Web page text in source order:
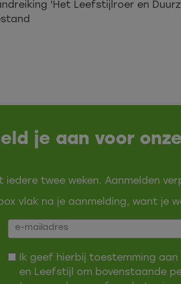
'Het Leefstijlroer en
je aan voor
iedere twee weken. Aanmelden
vlak na je aanmelding, want je
Ik geef hierbij toestemming
en Leefstijl om bovenstaande